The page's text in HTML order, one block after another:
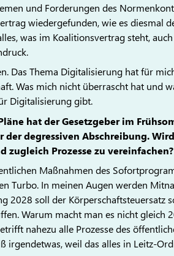
und Forderungen des
wiedergefunden, wie es diesmal
was im Koalitionsvertrag steht,
Das Thema Digitalisierung hat für
Was mich nicht überrascht hat und
Digitalisierung gibt.
hat der Gesetzgeber im
degressiven Abschreibung.
Prozesse zu vereinfachen?
Maßnahmen des
Turbo. In meinen Augen werden
2028 soll der Körperschaftsteuersatz
Warum macht man es nicht gleich
nahezu alle Prozesse des
irgendetwas, weil das alles in Leitz-